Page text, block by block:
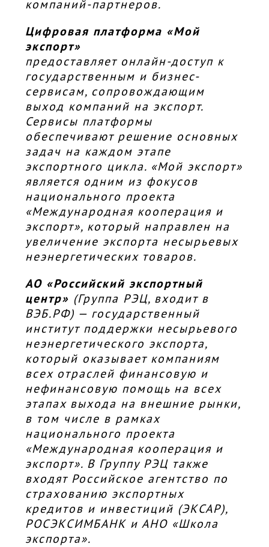
компаний-партнеров.
Цифровая платформа «Мой
экспорт»
предоставляет онлайн-доступ к
государственным и бизнес-
сервисам, сопровождающим
выход компаний на экспорт.
Сервисы платформы
обеспечивают решение основных
задач на каждом этапе
экспортного цикла. «Мой экспорт»
является одним из фокусов
национального проекта
«Международная кооперация и
экспорт», который направлен на
увеличение экспорта несырьевых
неэнергетических товаров.
АО «Российский экспортный
центр» (Группа РЭЦ, входит в
ВЭБ.РФ) — государственный
институт поддержки несырьевого
неэнергетического экспорта,
который оказывает компаниям
всех отраслей финансовую и
нефинансовую помощь на всех
этапах выхода на внешние рынки,
в том числе в рамках
национального проекта
«Международная кооперация и
экспорт». В Группу РЭЦ также
входят Российское агентство по
страхованию экспортных
кредитов и инвестиций (ЭКСАР),
РОСЭКСИМБАНК и АНО «Школа
экспорта».